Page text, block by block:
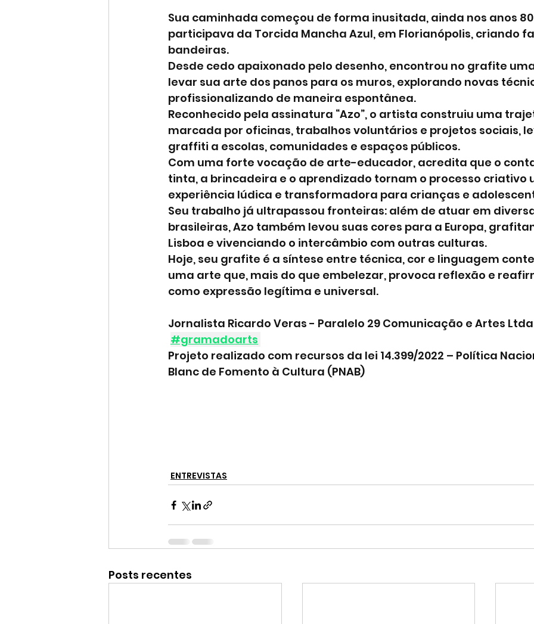
Sua caminhada começou de forma inusitada, ainda nos anos
participava da Torcida Mancha Azul, em Florianópolis, criando
bandeiras.
Desde cedo apaixonado pelo desenho, encontrou no grafite
levar sua arte dos panos para os muros, explorando novas
profissionalizando de maneira espontânea.
Reconhecido pela assinatura “Azo”, o artista construiu uma
marcada por oficinas, trabalhos voluntários e projetos sociais,
graffiti a escolas, comunidades e espaços públicos.
Com uma forte vocação de arte-educador, acredita que o
tinta, a brincadeira e o aprendizado tornam o processo criativo
experiência lúdica e transformadora para crianças e
Seu trabalho já ultrapassou fronteiras: além de atuar em
brasileiras, Azo também levou suas cores para a Europa,
Lisboa e vivenciando o intercâmbio com outras culturas.
Hoje, seu grafite é a síntese entre técnica, cor e linguagem
uma arte que, mais do que embelezar, provoca reflexão e
como expressão legítima e universal.
Jornalista Ricardo Veras - Paralelo 29 Comunicação e Artes Ltda
#gramadoarts
Projeto realizado com recursos da lei 14.399/2022 – Política
Blanc de Fomento à Cultura (PNAB)
ENTREVISTAS
Posts recentes